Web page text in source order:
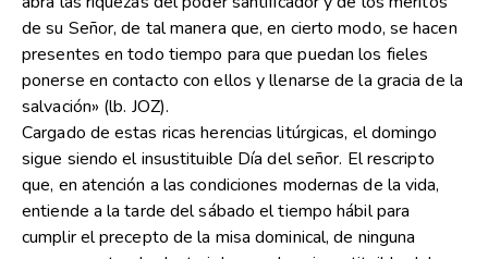
de su Señor, de tal manera que, en cierto modo, se hacen
presentes en todo tiempo para que puedan los fieles
ponerse en contacto con ellos y llenarse de la gracia de la
salvación» (lb. JOZ).
Cargado de estas ricas herencias litúrgicas, el domingo
sigue siendo el insustituible Día del señor. El rescripto
que, en atención a las condiciones modernas de la vida,
entiende a la tarde del sábado el tiempo hábil para
cumplir el precepto de la misa dominical, de ninguna